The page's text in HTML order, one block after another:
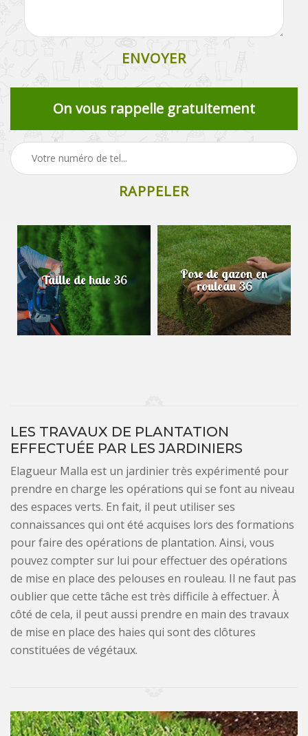
On vous rappelle gratuitement
Taille de haie 36 Pose de gazon en
rouleau 36
LES TRAVAUX DE PLANTATION
EFFECTUÉE PAR LES JARDINIERS
Elagueur Malla est un jardinier très expérimenté pour
prendre en charge les opérations qui se font au niveau
des espaces verts. En fait, il peut utiliser ses
connaissances qui ont été acquises lors des formations
pour faire des opérations de plantation. Ainsi, vous
pouvez compter sur lui pour effectuer des opérations
de mise en place des pelouses en rouleau. Il ne faut pas
oublier que cette tâche est très difficile à effectuer. À
côté de cela, il peut aussi prendre en main des travaux
de mise en place des haies qui sont des clôtures
constituées de végétaux.